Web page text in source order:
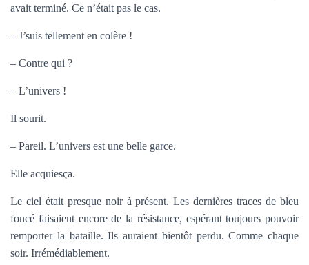
avait terminé. Ce n’était pas le cas.
– J’suis tellement en colère !
– Contre qui ?
– L’univers !
Il sourit.
– Pareil. L’univers est une belle garce.
Elle acquiesça.
Le ciel était presque noir à présent. Les dernières traces de bleu
foncé faisaient encore de la résistance, espérant toujours pouvoir
remporter la bataille. Ils auraient bientôt perdu. Comme chaque
soir. Irrémédiablement.